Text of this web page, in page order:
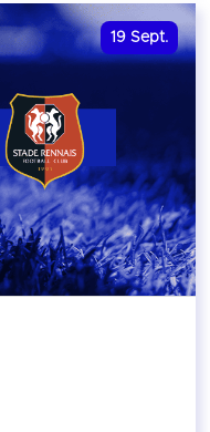
19 Sept.